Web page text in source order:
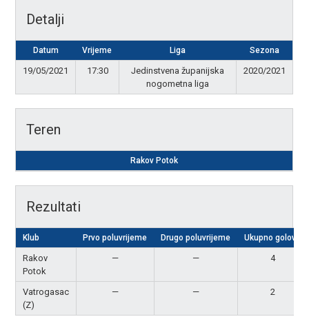
Detalji
Datum Vrijeme Liga Sezona
19/05/2021 17:30
Jedinstvena županijska
nogometna liga
2020/2021
Teren
Rakov Potok
Rezultati
Klub Prvo poluvrijeme Drugo poluvrijeme Ukupno golova
Rakov
Potok
— — 4
Vatrogasac
(Z)
— — 2